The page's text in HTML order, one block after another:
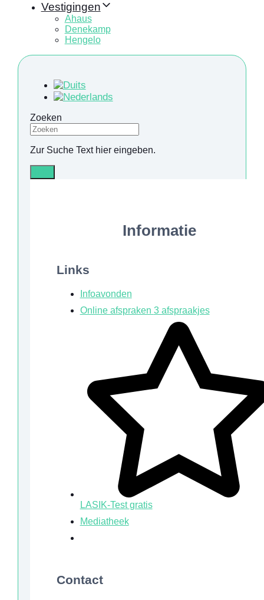
Vestigingen
Ahaus
Denekamp
Hengelo
Zoeken
Zur Suche Text hier eingeben.
Informatie
Links
Infoavonden
Online afspraken 3 afspraakjes
LASIK-Testgratis
Mediatheek
Contact